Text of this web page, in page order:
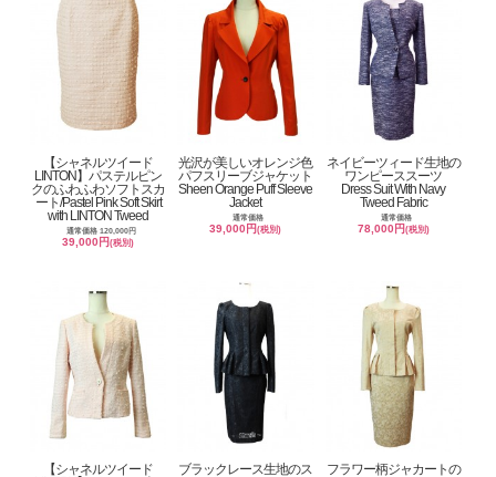
【シャネルツイード
LINTON】パステルピン
クのふわふわソフトスカ
ート/Pastel Pink Soft Skirt
with LINTON Tweed
通常価格 120,000円
39,000円(税別)
光沢が美しいオレンジ色
パフスリーブジャケット
Sheen Orange Puff Sleeve
Jacket
通常価格
39,000円(税別)
ネイビーツィード生地の
ワンピーススーツ
Dress Suit With Navy
Tweed Fabric
通常価格
78,000円 (税別)
【シャネルツイード
ブラックレース生地のス
フラワー柄ジャカートの